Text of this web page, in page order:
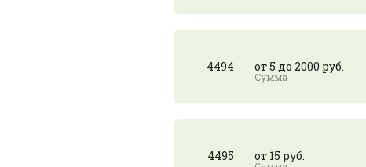
4494 от 5 до 2000 руб.
4495 от 15 руб.